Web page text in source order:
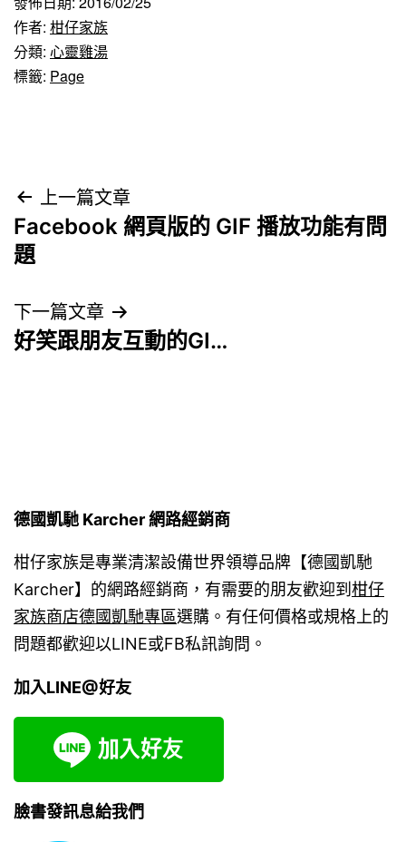
作者: 柑仔家族
分類: 心靈雞湯
標籤: Page
文
章
覽
上一篇文章
Facebook 網頁版的 GIF 播放功能有問
題
下一篇文章
好笑跟朋友互動的GI…
德國凱馳 Karcher 網路經銷商
柑仔家族是專業清潔設備世界領導品牌【德國凱馳
Karcher】的網路經銷商，有需要的朋友歡迎到 柑仔
家族商店德國凱馳專區選購。有任何價格或規格上的
問題都歡迎以LINE或FB私訊詢問。
加入LINE@好友
臉書發訊息給我們